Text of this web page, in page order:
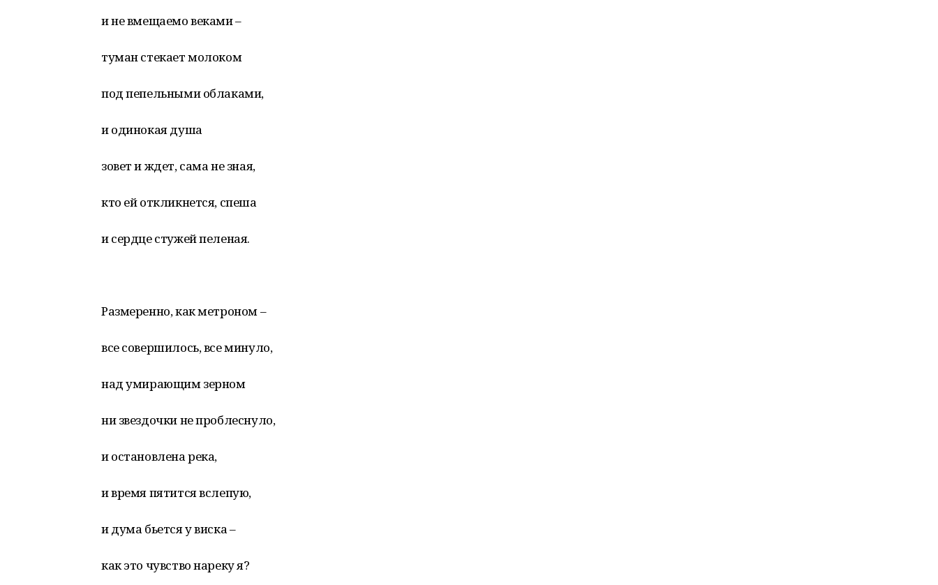
и не вмещаемо веками –
туман стекает молоком
под пепельными облаками,
и одинокая душа
зовет и ждет, сама не зная,
кто ей откликнется, спеша
и сердце стужей пеленая.
Размеренно, как метроном –
все совершилось, все минуло,
над умирающим зерном
ни звездочки не проблеснуло,
и остановлена река,
и время пятится вслепую,
и дума бьется у виска –
как это чувство нареку я?